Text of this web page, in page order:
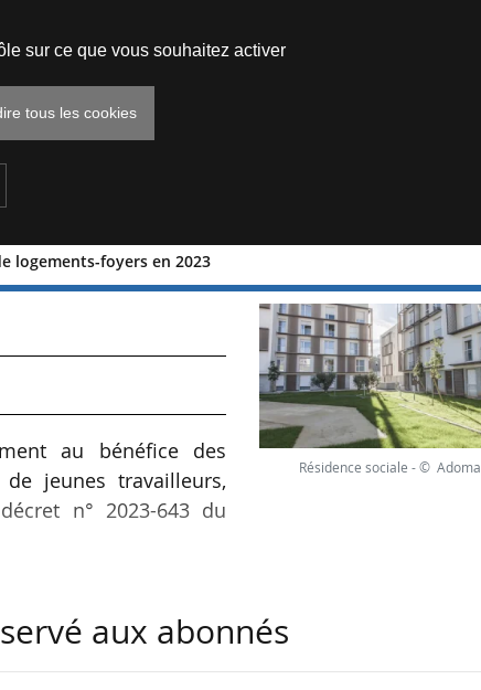
logements-foyers en 2023
les
au bénéfice des
jeunes travailleurs,
n° 2023-643 du
pensions de famille et
Résidence sociale - © Adoma
aux abonnés
sur ce que vous souhaitez activer
tous les cookies